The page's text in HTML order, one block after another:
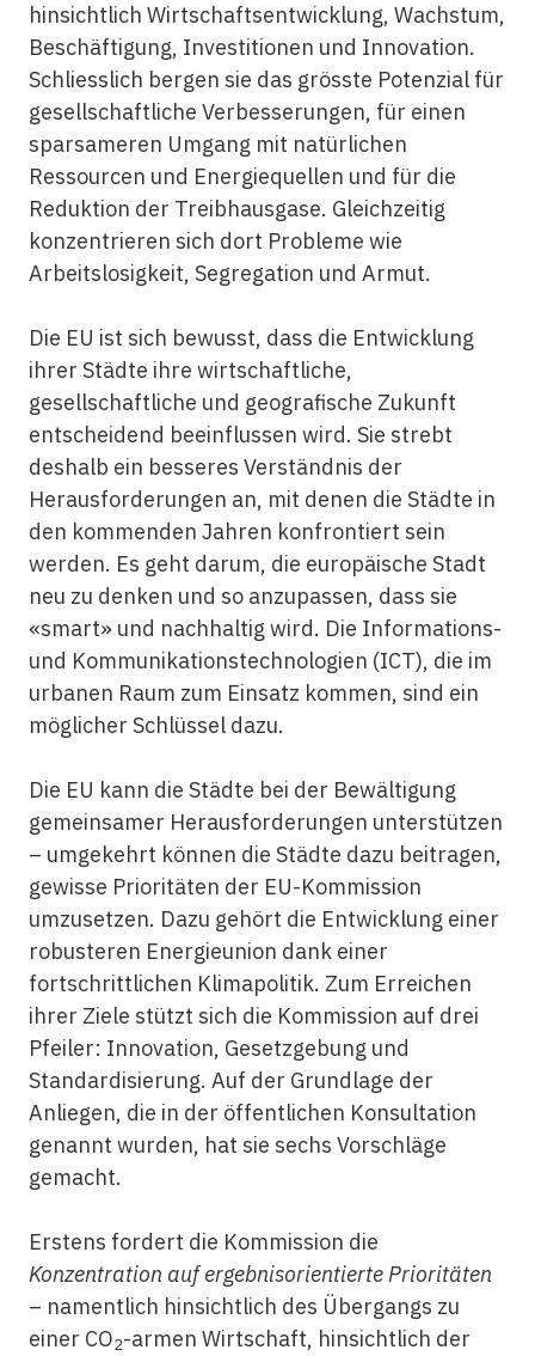
hinsichtlich Wirtschaftsentwicklung, Wachstum,
Beschäftigung, Investitionen und Innovation.
Schliesslich bergen sie das grösste Potenzial für
gesellschaftliche Verbesserungen, für einen
sparsameren Umgang mit natürlichen
Ressourcen und Energiequellen und für die
Reduktion der Treibhausgase. Gleichzeitig
konzentrieren sich dort Probleme wie
Arbeitslosigkeit, Segregation und Armut.
Die EU ist sich bewusst, dass die Entwicklung
ihrer Städte ihre wirtschaftliche,
gesellschaftliche und geografische Zukunft
entscheidend beeinflussen wird. Sie strebt
deshalb ein besseres Verständnis der
Herausforderungen an, mit denen die Städte in
den kommenden Jahren konfrontiert sein
werden. Es geht darum, die europäische Stadt
neu zu denken und so anzupassen, dass sie
«smart» und nachhaltig wird. Die Informations-
und Kommunikationstechnologien (ICT), die im
urbanen Raum zum Einsatz kommen, sind ein
möglicher Schlüssel dazu.
Die EU kann die Städte bei der Bewältigung
gemeinsamer Herausforderungen unterstützen
– umgekehrt können die Städte dazu beitragen,
gewisse Prioritäten der EU-Kommission
umzusetzen. Dazu gehört die Entwicklung einer
robusteren Energieunion dank einer
fortschrittlichen Klimapolitik. Zum Erreichen
ihrer Ziele stützt sich die Kommission auf drei
Pfeiler: Innovation, Gesetzgebung und
Standardisierung. Auf der Grundlage der
Anliegen, die in der öffentlichen Konsultation
genannt wurden, hat sie sechs Vorschläge
gemacht.
Erstens fordert die Kommission die
Konzentration auf ergebnisorientierte Prioritäten
– namentlich hinsichtlich des Übergangs zu
einer CO2-armen Wirtschaft, hinsichtlich der